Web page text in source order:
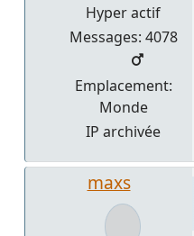
Hyper actif
Messages: 4078
Emplacement:
Monde
IP archivée
maxs